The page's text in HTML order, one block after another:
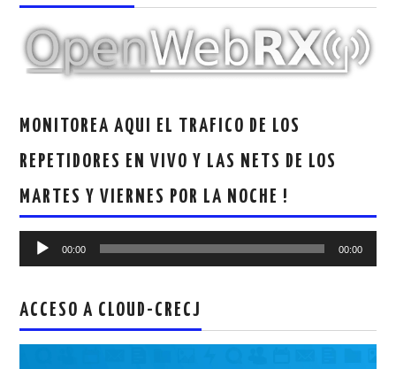
MONITOREA AQUI EL TRAFICO DE LOS
REPETIDORES EN VIVO Y LAS NETS DE LOS
MARTES Y VIERNES POR LA NOCHE !
Reproductor
00:00 00:00
ACCESO A CLOUD-CRECJ